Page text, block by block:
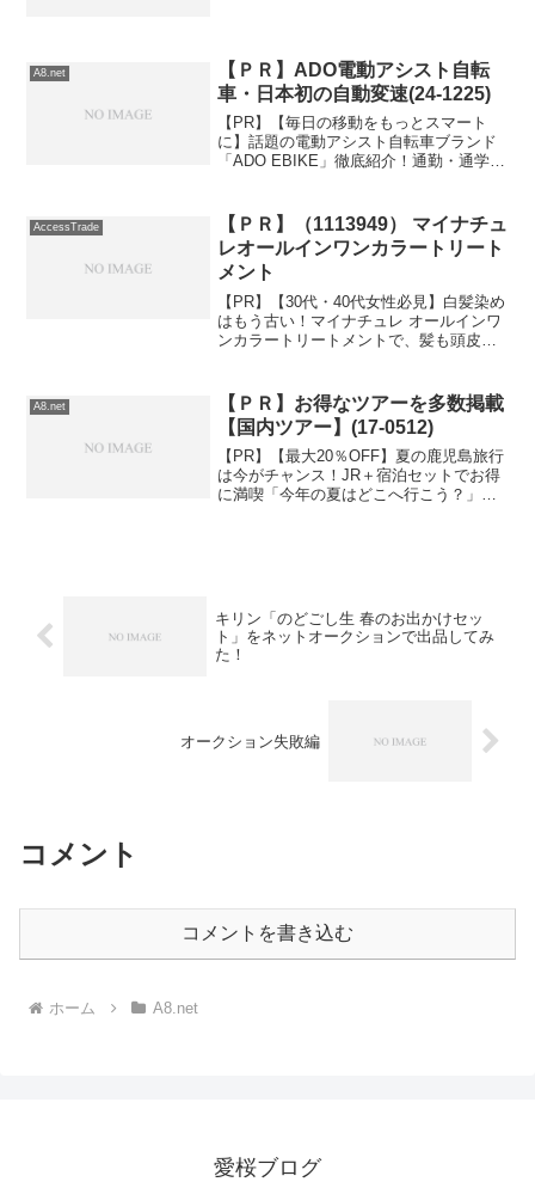
さと平均客単価約8,000...
A8.net
【ＰＲ】ADO電動アシスト自転
車・日本初の自動変速(24-1225)
【PR】【毎日の移動をもっとスマート
に】話題の電動アシスト自転車ブランド
「ADO EBIKE」徹底紹介！通勤・通学、
なのが、世界10万人以上に選ばれている
電動アシスト自...
AccessTrade
【ＰＲ】（1113949） マイナチュ
レオールインワンカラートリート
メント
【PR】【30代・40代女性必見】白髪染め
はもう古い！マイナチュレ オールインワ
ンカラートリートメントで、髪も頭皮も
が傷んだり頭皮がヒリヒリしたり… そん
な経験はありま...
A8.net
【ＰＲ】お得なツアーを多数掲載
【国内ツアー】(17-0512)
【PR】【最大20％OFF】夏の鹿児島旅行
は今がチャンス！JR＋宿泊セットでお得
に満喫「今年の夏はどこへ行こう？」と
キリン「のどごし生 春のお出かけセッ
ト」をネットオークションで出品してみ
た！
オークション失敗編
コメント
コメントを書き込む
ホーム A8.net
愛桜ブログ